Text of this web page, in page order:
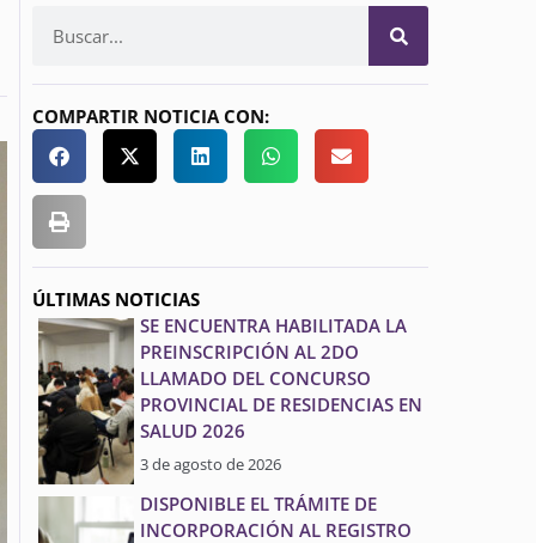
COMPARTIR NOTICIA CON:
ÚLTIMAS NOTICIAS
SE ENCUENTRA HABILITADA LA
PREINSCRIPCIÓN AL 2DO
LLAMADO DEL CONCURSO
PROVINCIAL DE RESIDENCIAS EN
SALUD 2026
3 de agosto de 2026
DISPONIBLE EL TRÁMITE DE
INCORPORACIÓN AL REGISTRO